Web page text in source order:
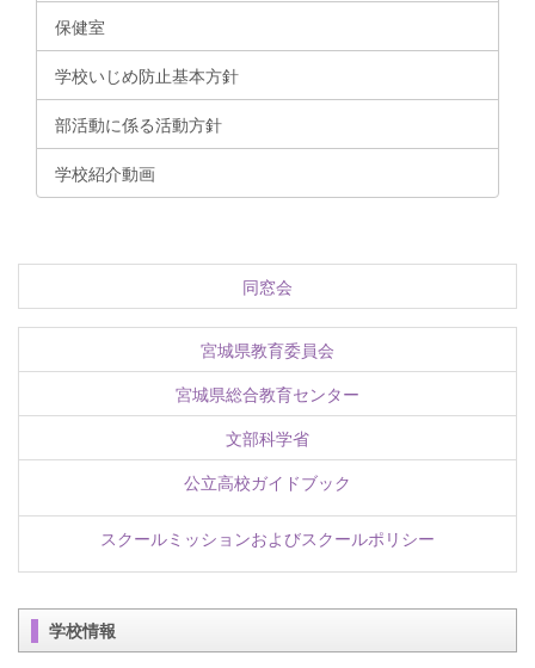
保健室
学校いじめ防止基本方針
部活動に係る活動方針
学校紹介動画
同窓会
宮城県教育委員会
宮城県総合教育センター
文部科学省
公立高校ガイドブック
スクールミッションおよびスクールポリシー
学校情報